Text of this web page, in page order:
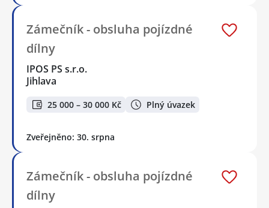
Zámečník - obsluha pojízdné
dílny
IPOS PS s.r.o.
Jihlava
25 000 – 30 000 Kč Plný úvazek
Zveřejněno: 30. srpna
Zámečník - obsluha pojízdné
dílny